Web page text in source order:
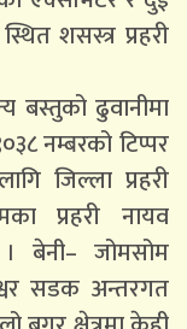
शसस्त्र प्रहरी
बस्तुको ढुवानीमा
नम्बरको टिप्पर
जिल्ला प्रहरी
प्रहरी नायव
बेनी– जोमसोम
सडक अन्तरगत